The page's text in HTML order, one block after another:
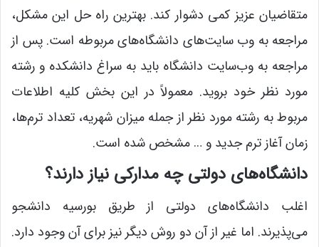
متقاضیان عزیز کمی دشوار کند. بهترین راه‌ حل این مشکل،
مراجعه به وب سایت‌های دانشگاه‌های مربوطه است. پس از
مراجعه به وب‌سایت دانشگاه باید به سراغ دانشکده و رشته
مورد نظر خود بروید. معمولاً در این بخش کلیه اطلاعات
مربوط به رشته مورد نظر از جمله میزان شهریه، تعداد ترم‌ها،
زمان آغاز ترم جدید و … مشخص شده است.
دانشگاه‌های دولتی چه مدارکی نیاز دارند؟
اغلب دانشگاه‌های دولتی از طریق بورسیه دانشجو
می‌پذیرند. اما غیر از آن دو روش دیگر نیز برای آن وجود دارد.